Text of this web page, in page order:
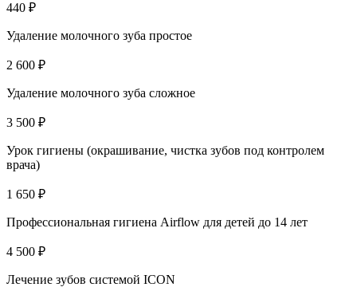
440 ₽
Удаление молочного зуба простое
2 600 ₽
Удаление молочного зуба сложное
3 500 ₽
Урок гигиены (окрашивание, чистка зубов под контролем
врача)
1 650 ₽
Профессиональная гигиена Airflow для детей до 14 лет
4 500 ₽
Лечение зубов системой ICON